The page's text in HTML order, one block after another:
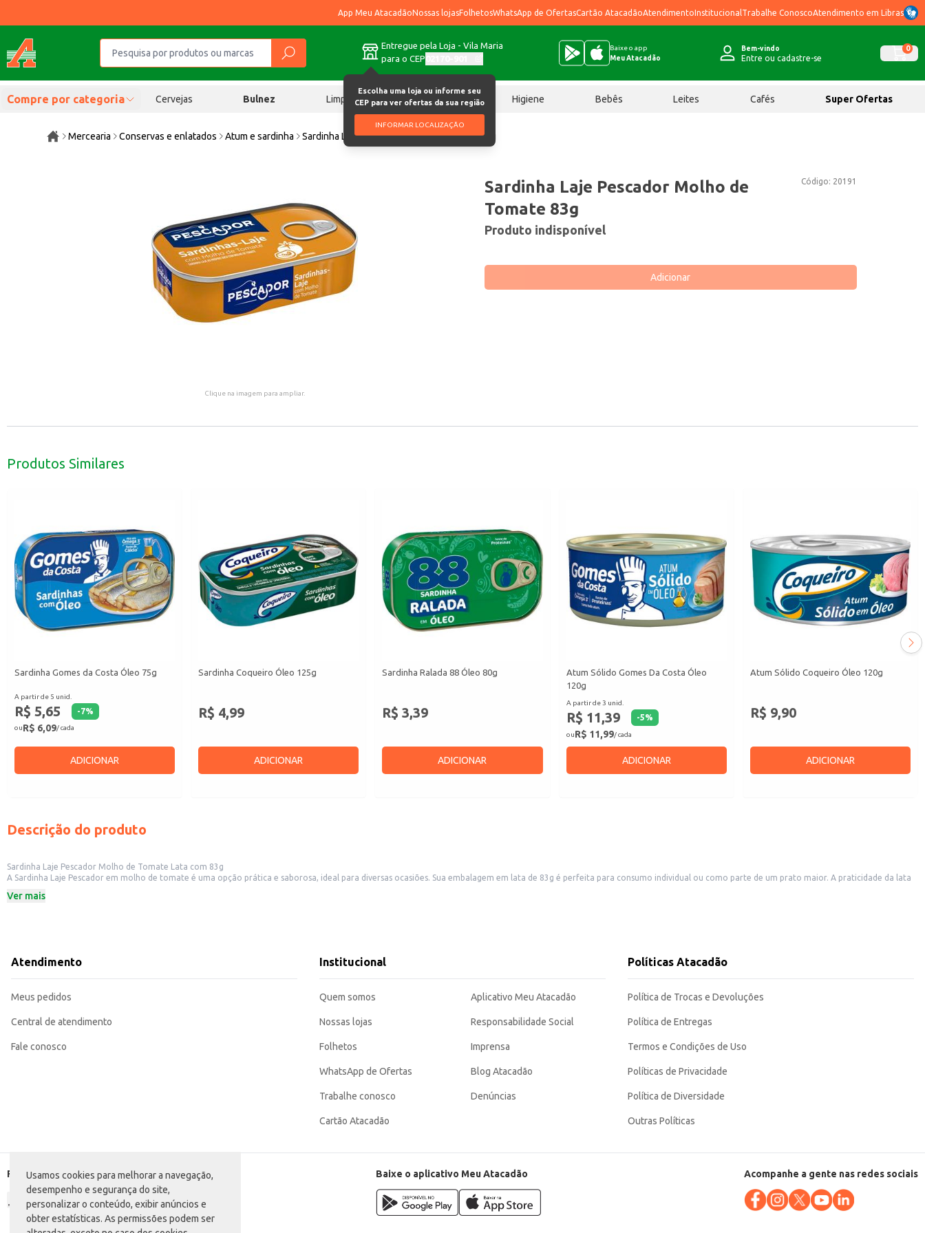
Usamos cookies para melhorar a navegação,
desempenho e segurança do site,
personalizar o conteúdo, exibir anúncios e
obter estatísticas. As permissões podem ser
App Meu AtacadãoNossas lojasFolhetosWhatsApp de OfertasCartão AtacadãoAtendimentoInstitucional Trabalhe ConoscoAtendimento em Libras
Entregue pela Loja - Vila Maria
para o CEP
Escolha uma loja ou informe seu
CEP para ver ofertas da sua região
INFORMAR LOCALIZAÇÃO
Baixe o app
Meu Atacadão
Bem-vindo
Entre ou cadastre-se
0
Compre por categoria Cervejas Bulnez Limpeza Chocolates Higiene Bebês Leites Cafés Super Ofertas
Mercearia Conservas e enlatados Atum e sardinha Sardinha Laje Pescador Molho de Tomate 83g
Clique na imagem para ampliar.
Código: 20191
Sardinha Laje Pescador Molho de
Tomate 83g
Produto indisponível
Adicionar
Produtos Similares
Sardinha Gomes da Costa Óleo 75g
A partir de 5 unid.
R$ 5,65 -7%
ouR$ 6,09/ cada
ADICIONAR
Sardinha Coqueiro Óleo 125g
R$ 4,99
ADICIONAR
Sardinha Ralada 88 Óleo 80g
R$ 3,39
ADICIONAR
Atum Sólido Gomes Da Costa Óleo
120g
A partir de 3 unid.
R$ 11,39 -5%
ouR$ 11,99/ cada
ADICIONAR
Atum Sólido Coqueiro Óleo 120g
R$ 9,90
ADICIONAR
Descrição do produto
Sardinha Laje Pescador Molho de Tomate Lata com 83g
A Sardinha Laje Pescador em molho de tomate é uma opção prática e saborosa, ideal para diversas ocasiões. Sua embalagem em lata de 83g é perfeita para consumo individual ou como parte de um prato maior. A praticidade da lata
Dicas de Uso:
A Sardinha Laje Pescador em molho de tomate oferece uma combinação clássica de sabores, proporcionando uma refeição simples e nutritiva. Sua praticidade e sabor agradam a diversos paladares, tornando-se uma escolha eficiente
para o dia a dia ou para complementar o cardápio de seu negócio.
Marca: Pescador
Categoria: Atum e sardinha
EAN: 79106942
Ver mais
Atendimento
Meus pedidos
Central de atendimento
Fale conosco
Institucional
Quem somos
Nossas lojas
Folhetos
WhatsApp de Ofertas
Trabalhe conosco
Cartão Atacadão
Aplicativo Meu Atacadão
Responsabilidade Social
Imprensa
Blog Atacadão
Denúncias
Políticas Atacadão
Política de Trocas e Devoluções
Política de Entregas
Termos e Condições de Uso
Políticas de Privacidade
Política de Diversidade
Outras Políticas
Formas de pagamento Baixe o aplicativo Meu Atacadão Acompanhe a gente nas redes sociais